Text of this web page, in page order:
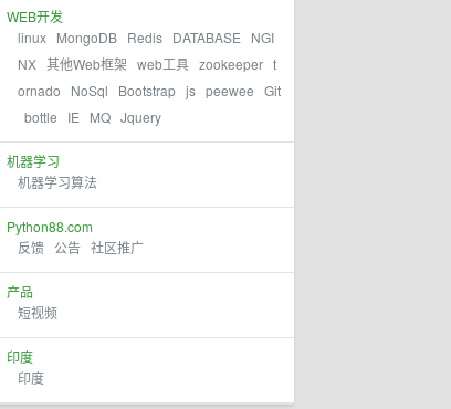
WEB开发
linux MongoDB Redis DATABASE
NGI
NX 其他Web框架 web工具 zookeeper t
ornado
NoSql Bootstrap js peewee Git
bottle
IE MQ Jquery
机器学习
机器学习算法
Python88.com
反馈 公告 社区推广
产品
短视频
印度
印度